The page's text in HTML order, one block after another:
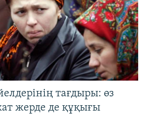
тағдыры: өз
жерде де құқығы